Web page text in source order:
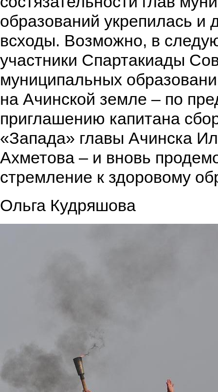
образований укрепилась и
всходы. Возможно, в
участники Спартакиады
муниципальных
на Ачинской земле – по
приглашению капитана
«Запада» главы Ачинска
Ахметова – и вновь
стремление к здоровому
Ольга Кудряшова